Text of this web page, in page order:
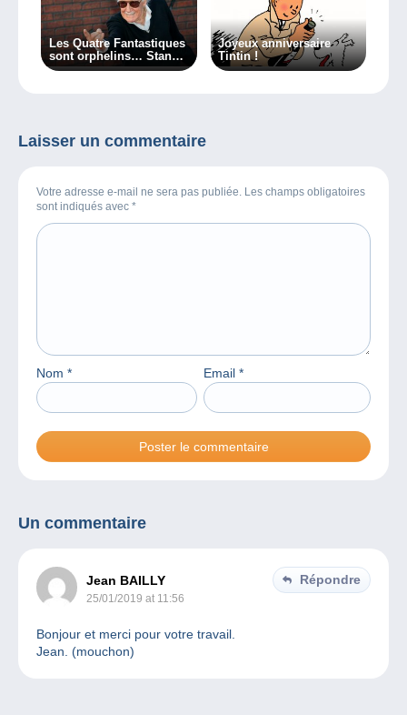
Les Quatre Fantastiques
sont orphelins… Stan
Lee est mort…
Joyeux anniversaire
Tintin !
Laisser un commentaire
Votre adresse e-mail ne sera pas publiée. Les champs obligatoires
sont indiqués avec *
Nom * Email *
Un commentaire
Jean BAILLY
25/01/2019 at 11:56
Répondre
Bonjour et merci pour votre travail.
Jean. (mouchon)